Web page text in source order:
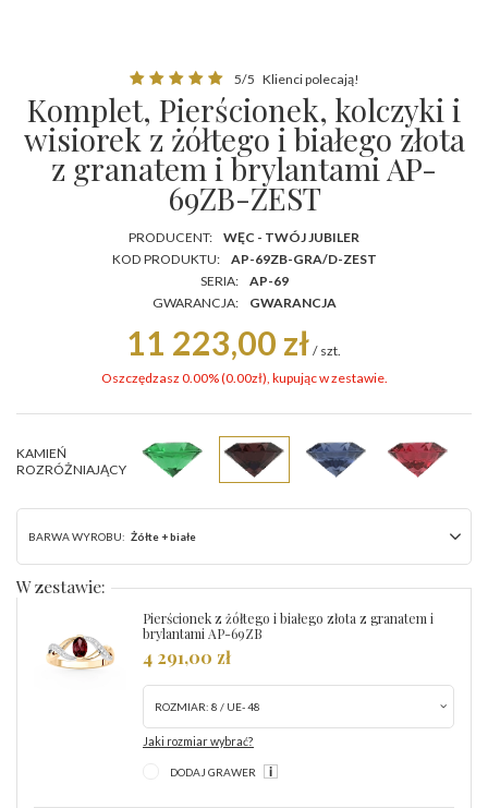
5/5 Klienci polecają!
Komplet, Pierścionek, kolczyki i
wisiorek z żółtego i białego złota
z granatem i brylantami AP-
69ZB-ZEST
PRODUCENT:
WĘC - TWÓJ JUBILER
KOD PRODUKTU:
AP-69ZB-GRA/D-ZEST
SERIA:
AP-69
GWARANCJA:
GWARANCJA
11 223,00 zł / szt.
Oszczędzasz 0.00% (0.00zł), kupując w zestawie.
KAMIEŃ
ROZRÓŻNIAJĄCY
BARWA WYROBU: Żółte + białe
W zestawie:
Pierścionek z żółtego i białego złota z granatem i
brylantami AP-69ZB
4 291,00 zł
ROZMIAR: 8 / UE- 48
Jaki rozmiar wybrać?
DODAJ GRAWER